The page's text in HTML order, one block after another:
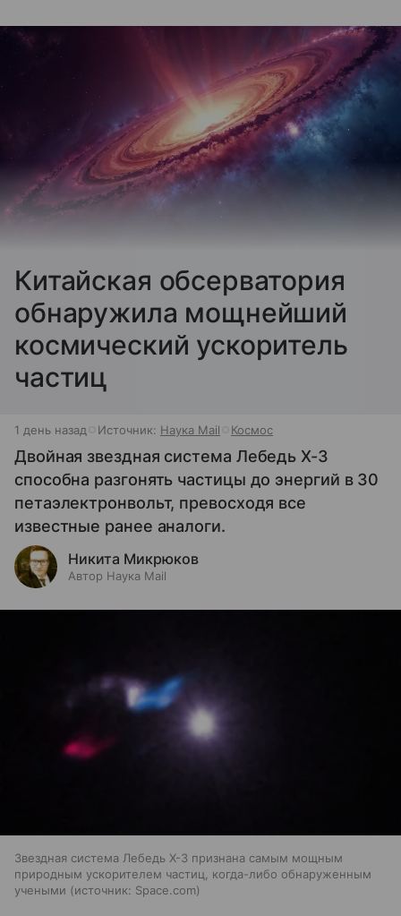
Китайская обсерватория
обнаружила мощнейший
космический ускоритель
частиц
1 день назад Источник: Наука Mail Космос
Двойная звездная система Лебедь X-3
способна разгонять частицы до энергий в 30
петаэлектронвольт, превосходя все
известные ранее аналоги.
Никита Микрюков
Автор Наука Mail
Звездная система Лебедь X-3 признана самым мощным
природным ускорителем частиц, когда-либо обнаруженным
учеными
источник: Space.com